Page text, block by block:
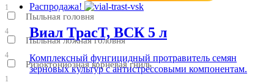
1
Пыльная головня
4
Пыльная ложная головня
4
Ризоктониозная корневая гниль
1
Распродажа!
Виал ТрасТ, ВСК 5 л
Комплексный фунгицидный протравитель семян
зерновых культур с антистрессовыми компонентам.